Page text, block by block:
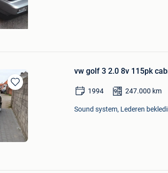
Bewaren
in
Mijn
Favorieten
vw golf 3 2.0 8v 115pk
1994 247.000 km
Sound system, Lederen